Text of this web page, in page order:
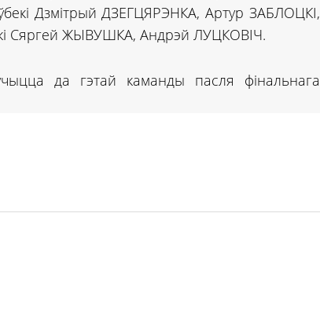
Дзмітрый ДЗЕГЦЯРЭНКА, Артур ЗАБЛОЦКІ,
Сяргей ЖЫВУШКА, Андрэй ЛУЦКОВІЧ.
да гэтай каманды пасля фінальнага